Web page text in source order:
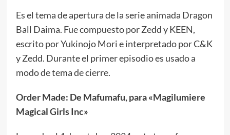
Es el tema de apertura de la serie animada Dragon
Ball Daima. Fue compuesto por Zedd y KEEN,
escrito por Yukinojo Mori e interpretado por C&K
y Zedd. Durante el primer episodio es usado a
modo de tema de cierre.
Order Made: De Mafumafu, para «Magilumiere
Magical Girls Inc»